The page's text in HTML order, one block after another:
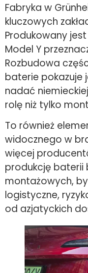
Fabryka w
kluczowych
Produkowany
Model Y
Rozbudowa
baterie pokazuje
nadać
rolę niż tylko
To również
widocznego w
więcej
produkcję baterii
montażowych,
logistyczne,
od azjatyckich